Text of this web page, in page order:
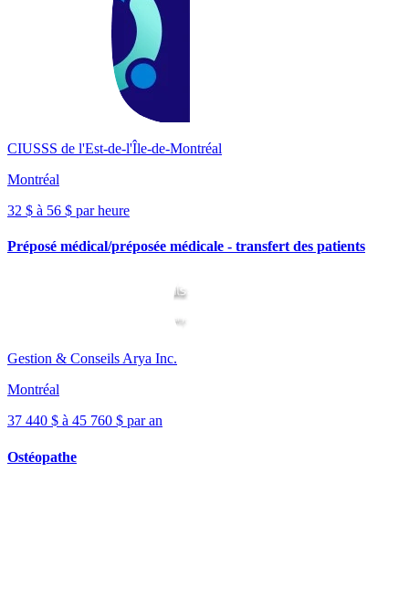
CIUSSS de l'Est-de-l'Île-de-Montréal
Montréal
32 $ à 56 $ par heure
Préposé médical/préposée médicale - transfert des patients
Gestion & Conseils Arya Inc.
Montréal
37 440 $ à 45 760 $ par an
Ostéopathe